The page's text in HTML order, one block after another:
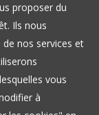
proposer du
Ils nous
nos services et
vous
à